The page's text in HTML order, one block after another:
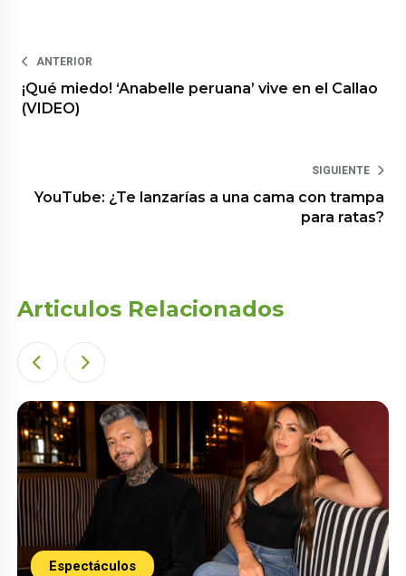
ANTERIOR
¡Qué miedo! ‘Anabelle peruana’ vive en el Callao
(VIDEO)
SIGUIENTE
YouTube: ¿Te lanzarías a una cama con trampa
para ratas?
Articulos Relacionados
Espectáculos